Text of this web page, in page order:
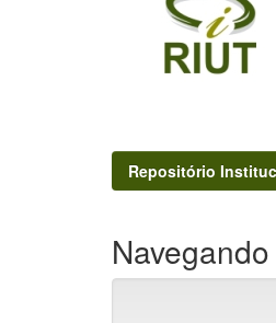
Repositório